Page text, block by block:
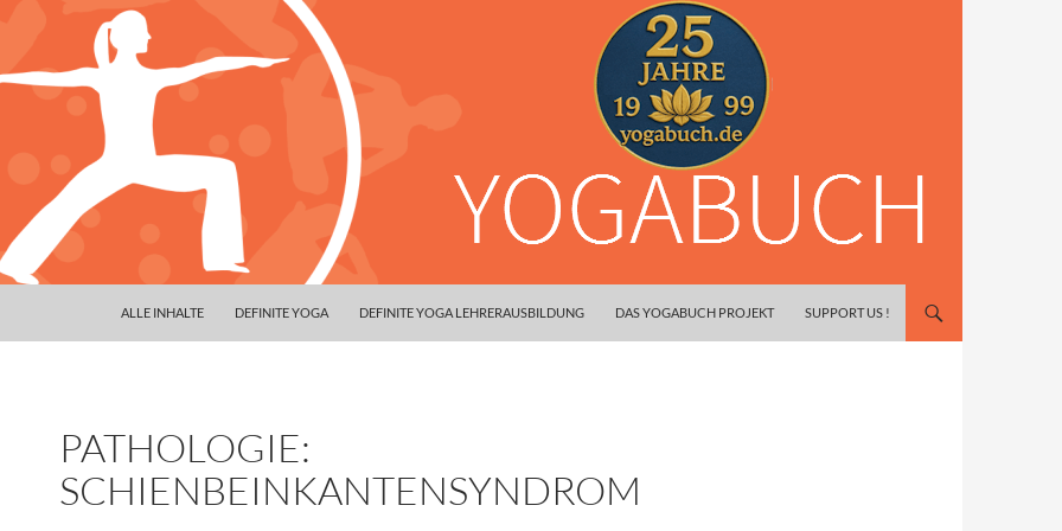
ALLE INHALTE DEFINITE YOGA DEFINITE YOGA LEHRERAUSBILDUNG DAS YOGABUCH PROJEKT SUPPORT US !
PATHOLOGIE:
SCHIENBEINKANTENSYNDROM